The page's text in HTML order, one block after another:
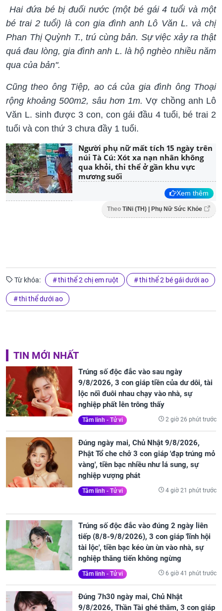
Hai đứa bé bị đuối nước (một bé gái 4 tuổi và một
bé trai 2 tuổi) là con gia đình anh Lô Văn L. và chị
Phan Thị Quỳnh T., trú cùng bản. Sự việc xảy ra thật
quá đau lòng, gia đình anh L. là hộ nghèo nhiều năm
qua của bản".
Cũng theo ông Tiệp, ao cá của gia đình ông Thoại
rộng khoảng 500m2, sâu hơn 1m.Vợ chồng anh Lô
Văn L. sinh được 3 con, con gái đầu 4 tuổi, bé trai 2
tuổi và con thứ 3 chưa đầy 1 tuổi.
Người phụ nữ mất tích 15 ngày trên
núi Tà Cú: Xót xa nạn nhân không
qua khỏi, thi thể ở gần khu vực
mương suối
Xem thêm
Theo TiNi (TH) | Phụ Nữ Sức Khỏe
Từ khóa: thi thể 2 chị em ruột thi thể 2 bé gái dưới ao
thi thể dưới ao
TIN MỚI NHẤT
Trúng số độc đắc vào sau ngày
9/8/2026, 3 con giáp tiền của dư dôi, tài
lộc nối đuôi nhau chạy vào nhà, sự
nghiệp phất lên trông thấy
Tâm linh - Tử vi 2 giờ 26 phút trước
Đúng ngày mai, Chủ Nhật 9/8/2026,
Phật Tổ che chở 3 con giáp 'đạp trúng mỏ
vàng', tiền bạc nhiều như lá sung, sự
nghiệp vượng phát
Tâm linh - Tử vi 4 giờ 21 phút trước
Trúng số độc đắc vào đúng 2 ngày liên
tiếp (8/8-9/8/2026), 3 con giáp 'lĩnh hội
tài lộc', tiền bạc kéo ùn ùn vào nhà, sự
nghiệp thăng tiến không ngừng
Tâm linh - Tử vi 6 giờ 41 phút trước
Đúng 7h30 ngày mai, Chủ Nhật
9/8/2026, Thần Tài ghé thăm, 3 con giáp